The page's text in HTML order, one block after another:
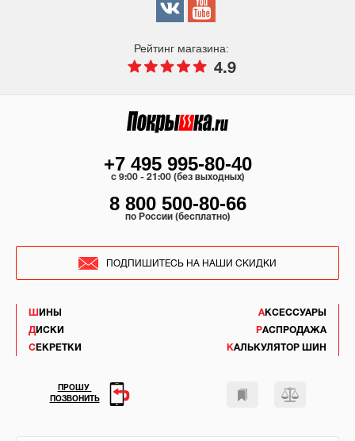
Рейтинг магазина:
4.9
ШИНЫ
ДИСКИ
СЕКРЕТКИ
АКСЕССУАРЫ
РАСПРОДАЖА
КАЛЬКУЛЯТОР ШИН
+7 495 995-80-40
c 9:00 - 21:00 (без выходных)
8 800 500-80-66
по России (бесплатно)
ПОДПИШИТЕСЬ НА НАШИ СКИДКИ
ПРОШУ
ПОЗВОНИТЬ